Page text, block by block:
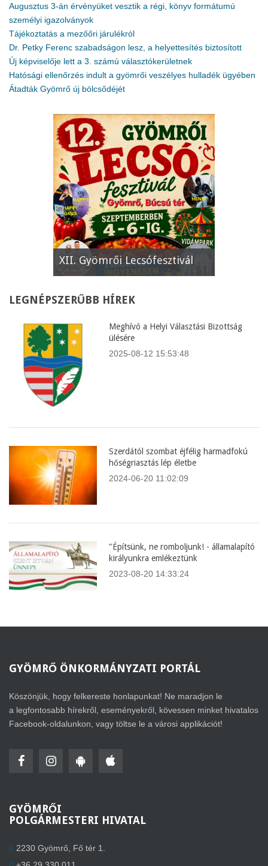
Augusztus 3-án érvényüket vesztik a régi, könyv formátumú
személyi igazolványok
Tájékoztatás a mezőőri járulékról
Dr. Petky Ferenc szabadságon lesz, a helyettesítés biztosított
Új képviselője lett a 3. számú választókerületnek
Hatósági ellenőrzés indult a gyömrői veszélyes hulladék ügyében
Átadták Gyömrő új bölcsődéjét
XII. Gyömrői Lecsófesztivál
LEGNÉPSZERŰBB HÍREK
Meghívó a Helyi Választási Bizottság
ülésére
2025-08-12 15:53:48
Szerdától szombat éjfélig harmadfokú
hőségriasztás lép életbe
2024-06-20 11:02:09
"Építsünk, ne romboljunk! - államalapító
királyunkra emlékeztünk
2023-08-20 14:33:24
GYÖMRŐ ÖNKORMÁNYZATI PORTÁL
Köszönjük, hogy felkereste honlapunkat! Ne maradjon le
a legfontosabb hírekről, eseményekről, kövessen minket hivatalos
Facebook-oldalunkon, vagy töltse le a városi applikációt!
GYÖMRŐI
POLGÁRMESTERI HIVATAL
2230 Gyömrő, Fő tér 1.